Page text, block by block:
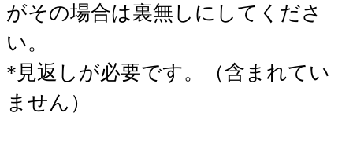
がその場合は裏無しにしてくださ
い。
*見返しが必要です。（含まれてい
ません）